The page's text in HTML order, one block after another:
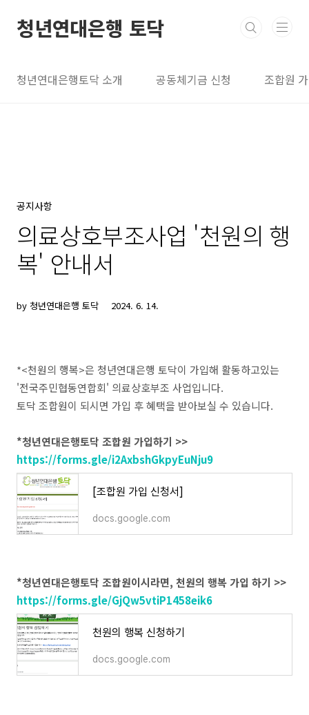
청년연대은행 토닥
청년연대은행토닥 소개 공동체기금 신청 조합원
공지사항
의료상호부조사업 '천원의 행
복' 안내서
by 청년연대은행 토닥 2024. 6. 14.
*<천원의 행복>은 청년연대은행 토닥이 가입해 활동하고있는
'전국주민협동연합회' 의료상호부조 사업입니다.
토닥 조합원이 되시면 가입 후 혜택을 받아보실 수 있습니다.
*청년연대은행토닥 조합원 가입하기 >>
https://forms.gle/i2AxbshGkpyEuNju9
[조합원 가입 신청서]
docs.google.com
*청년연대은행토닥 조합원이시라면, 천원의 행복 가입 하기 >>
https://forms.gle/GjQw5vtiP1458eik6
천원의 행복 신청하기
docs.google.com